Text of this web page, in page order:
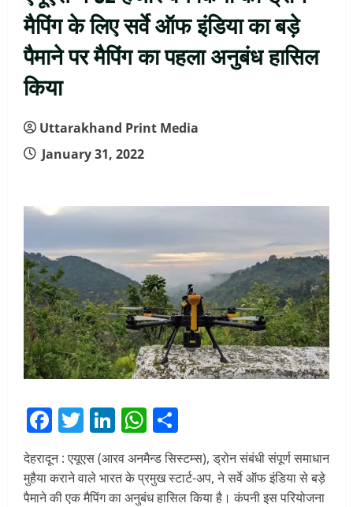
मैपिंग के लिए सर्वे ऑफ इंडिया का बड़े
पैमाने पर मैपिंग का पहला अनुबंध हासिल
किया
Uttarakhand Print Media
January 31, 2022
Facebook
Twitter
LinkedIn
WhatsApp
देहरादून : एयूएस (आरव अनमैन्ड सिस्टम्स), ड्रोन संबंधी संपूर्ण समाधान
मुहैया कराने वाले भारत के प्रमुख स्टार्ट-अप, ने सर्वे ऑफ इंडिया से बड़े
पैमाने की एक मैपिंग का अनुबंध हासिल किया है। कंपनी इस परियोजना